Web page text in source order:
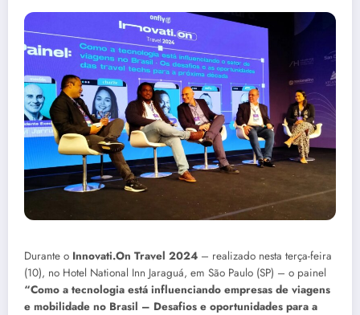
Durante o Innovati.On Travel 2024 – realizado nesta terça-feira
(10), no Hotel National Inn Jaraguá, em São Paulo (SP) – o painel
“Como a tecnologia está influenciando empresas de viagens
e mobilidade no Brasil – Desafios e oportunidades para a